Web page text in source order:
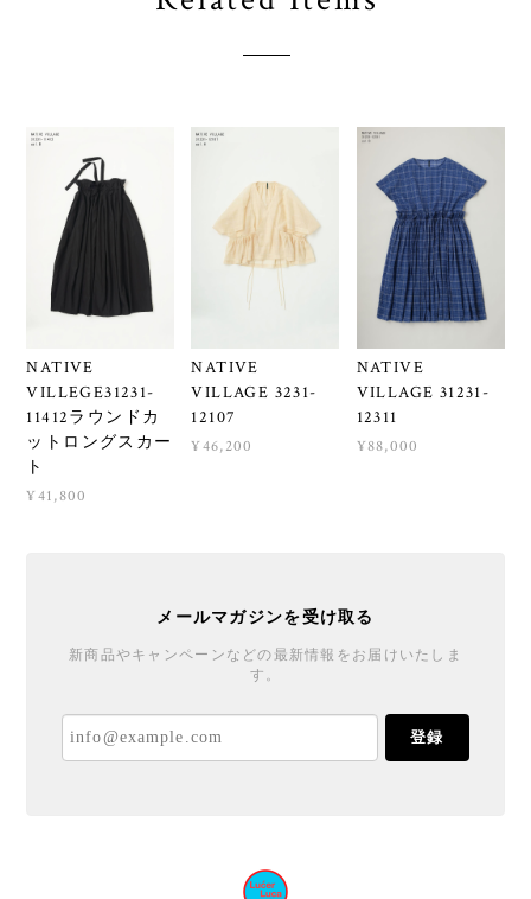
NATIVE
VILLEGE31231-
11412ラウンドカ
ットロングスカー
ト
¥41,800
NATIVE
VILLAGE 3231-
12107
¥46,200
NATIVE
VILLAGE 31231-
12311
¥88,000
メールマガジンを受け取る
新商品やキャンペーンなどの最新情報をお届けいたしま
す。
登録